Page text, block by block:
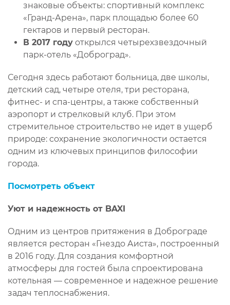
знаковые объекты: спортивный комплекс
«Гранд-Арена», парк площадью более 60
гектаров и первый ресторан.
В 2017 году открылся четырехзвездочный
парк-отель «Доброград».
Сегодня здесь работают больница, две школы,
детский сад, четыре отеля, три ресторана,
фитнес- и спа-центры, а также собственный
аэропорт и стрелковый клуб. При этом
стремительное строительство не идет в ущерб
природе: сохранение экологичности остается
одним из ключевых принципов философии
города.
Посмотреть объект
Уют и надежность от BAXI
Одним из центров притяжения в Доброграде
является ресторан «Гнездо Аиста», построенный
в 2016 году. Для создания комфортной
атмосферы для гостей была спроектирована
котельная — современное и надежное решение
задач теплоснабжения.